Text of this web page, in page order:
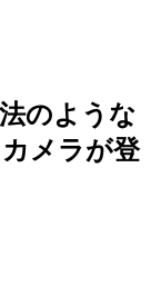
のような
メラが登